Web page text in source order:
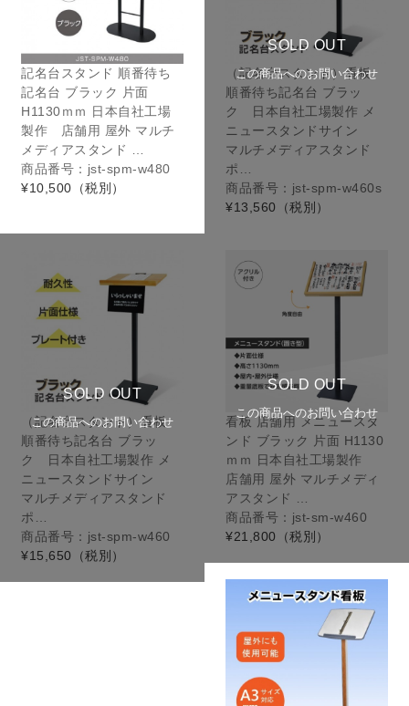
記名台スタンド 順番待ち
記名台 ブラック 片面
H1130ｍｍ 日本自社工場
製作 店舗用 屋外 マルチ
メディアスタンド …
商品番号：jst-spm-w480
¥10,500 （税別）
SOLD OUT
この商品へのお問い合わせ
（記名台スタンド）看板
順番待ち記名台 ブラッ
ク 日本自社工場製作 メ
ニュースタンドサイン
マルチメディアスタンド
ポ…
商品番号：jst-spm-w460s
¥13,560 （税別）
SOLD OUT
この商品へのお問い合わせ
（記名台スタンド）看板
順番待ち記名台 ブラッ
ク 日本自社工場製作 メ
ニュースタンドサイン
マルチメディアスタンド
ポ…
商品番号：jst-spm-w460
¥15,650 （税別）
SOLD OUT
この商品へのお問い合わせ
看板 店舗用 メニュースタ
ンド ブラック 片面 H1130
ｍｍ 日本自社工場製作
店舗用 屋外 マルチメディ
アスタンド …
商品番号：jst-sm-w460
¥21,800 （税別）